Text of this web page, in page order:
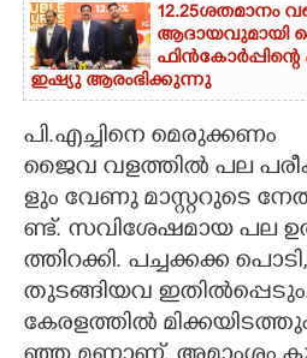
12.25ശതമാനം
ഇഷ്യു ആരംഭിക്കുന്നു
പി.എച്ചിനെ മെരുക്കണം
ജൈ​വ​ വ​ള​ത്തി​ൽ​ പ​ല​
ളും​ വേ​ണു​ മാ​സ്റ്റ​റു​ടെ​
ണ്ട്. സ​വി​ശേ​ഷ​മാ​യ​ പ​ല​
ത്തി​റ​ക്കി​. പ​ച്ച​ക്ക​ക്ക​
തു​ട​ങ്ങി​യ​വ​
​കേ​ര​ള​ത്തി​ൽ​